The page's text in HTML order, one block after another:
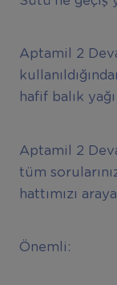
Aptamil 2
hafif balık
Aptamil 2
tüm
hattımızı
Önemli: